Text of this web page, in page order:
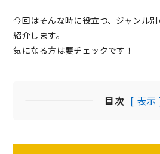
今回はそんな時に役立つ、ジャンル
紹介します。
気になる方は要チェックです！
目次 [ 表示